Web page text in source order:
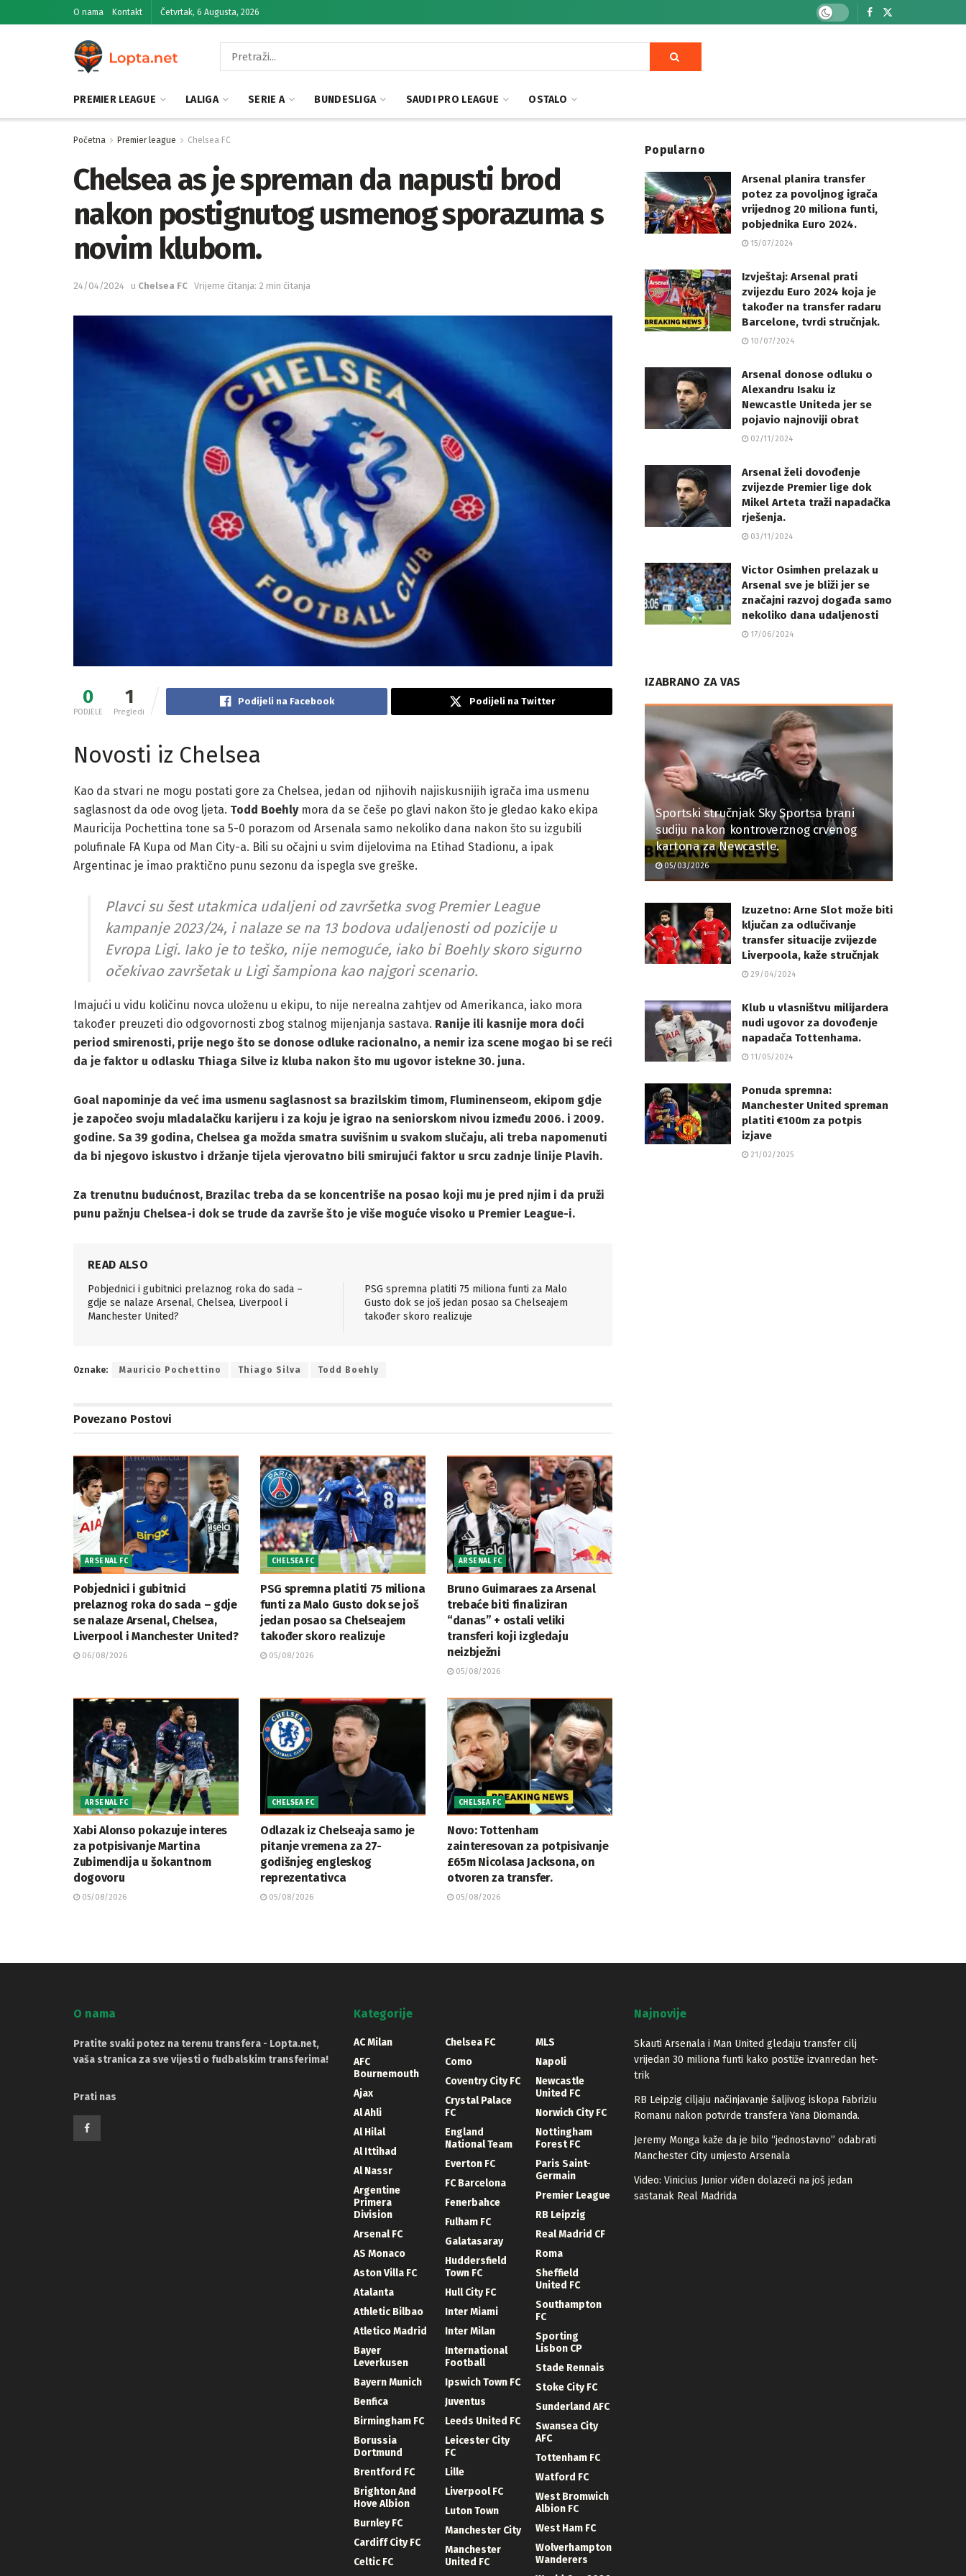
O nama Kontakt Četvrtak, 6 Augusta, 2026
PREMIER LEAGUE LALIGA SERIE A BUNDESLIGA SAUDI PRO LEAGUE OSTALO
Početna Premier league Chelsea FC
Chelsea as je spreman da napusti brod
nakon postignutog usmenog sporazuma s
novim klubom.
24/04/2024 u Chelsea FC Vrijeme čitanja: 2 min čitanja
0
PODJELE
1
Pregledi
Podijeli na Facebook Podijeli na Twitter
Novosti iz Chelsea
Kao da stvari ne mogu postati gore za Chelsea, jedan od njihovih najiskusnijih igrača ima usmenu
saglasnost da ode ovog ljeta. Todd Boehlymora da se češe po glavi nakon što je gledao kako ekipa
Mauricija Pochettina tone sa 5-0 porazom od Arsenala samo nekoliko dana nakon što su izgubili
polufinale FA Kupa od Man City-a. Bili su očajni u svim dijelovima na Etihad Stadionu, a ipak
Argentinac je imao praktično punu sezonu da ispegla sve greške.
Plavci su šest utakmica udaljeni od završetka svog Premier League
kampanje 2023/24, i nalaze se na 13 bodova udaljenosti od pozicije u
Evropa Ligi. Iako je to teško, nije nemoguće, iako bi Boehly skoro sigurno
očekivao završetak u Ligi šampiona kao najgori scenario.
Imajući u vidu količinu novca uloženu u ekipu, to nije nerealna zahtjev od Amerikanca, iako mora
također preuzeti dio odgovornosti zbog stalnog mijenjanja sastava. Ranije ili kasnije mora doći
period smirenosti, prije nego što se donose odluke racionalno, a nemir iza scene mogao bi se reći
da je faktor u odlasku Thiaga Silve iz kluba nakon što mu ugovor istekne 30. juna.
Goal napominje da već ima usmenu saglasnost sa brazilskim timom, Fluminenseom, ekipom gdje
je započeo svoju mladalačku karijeru i za koju je igrao na seniorskom nivou između 2006. i 2009.
godine. Sa 39 godina, Chelsea ga možda smatra suvišnim u svakom slučaju, ali treba napomenuti
da bi njegovo iskustvo i držanje tijela vjerovatno bili smirujući faktor u srcu zadnje linije Plavih.
Za trenutnu budućnost, Brazilac treba da se koncentriše na posao koji mu je pred njim i da pruži
punu pažnju Chelsea-i dok se trude da završe što je više moguće visoko u Premier League-i.
READ ALSO
Pobjednici i gubitnici prelaznog roka do sada –
gdje se nalaze Arsenal, Chelsea, Liverpool i
Manchester United?
PSG spremna platiti 75 miliona funti za Malo
Gusto dok se još jedan posao sa Chelseajem
također skoro realizuje
Oznake: Mauricio Pochettino Thiago Silva Todd Boehly
Povezano Postovi
ARSENAL FC
Pobjednici i gubitnici
prelaznog roka do sada – gdje
se nalaze Arsenal, Chelsea,
Liverpool i Manchester United?
06/08/2026
CHELSEA FC
PSG spremna platiti 75 miliona
funti za Malo Gusto dok se još
jedan posao sa Chelseajem
također skoro realizuje
05/08/2026
ARSENAL FC
Bruno Guimaraes za Arsenal
trebaće biti finaliziran
“danas” + ostali veliki
transferi koji izgledaju
neizbježni
05/08/2026
ARSENAL FC
Xabi Alonso pokazuje interes
za potpisivanje Martina
Zubimendija u šokantnom
dogovoru
05/08/2026
CHELSEA FC
Odlazak iz Chelseaja samo je
pitanje vremena za 27-
godišnjeg engleskog
reprezentativca
05/08/2026
CHELSEA FC
Novo: Tottenham
zainteresovan za potpisivanje
£65m Nicolasa Jacksona, on
otvoren za transfer.
05/08/2026
Popularno
Arsenal planira transfer
potez za povoljnog igrača
vrijednog 20 miliona funti,
pobjednika Euro 2024.
15/07/2024
Izvještaj: Arsenal prati
zvijezdu Euro 2024 koja je
također na transfer radaru
Barcelone, tvrdi stručnjak.
10/07/2024
Arsenal donose odluku o
Alexandru Isaku iz
Newcastle Uniteda jer se
pojavio najnoviji obrat
02/11/2024
Arsenal želi dovođenje
zvijezde Premier lige dok
Mikel Arteta traži napadačka
rješenja.
03/11/2024
Victor Osimhen prelazak u
Arsenal sve je bliži jer se
značajni razvoj događa samo
nekoliko dana udaljenosti
17/06/2024
IZABRANO ZA VAS
Sportski stručnjak Sky Sportsa brani
sudiju nakon kontroverznog crvenog
kartona za Newcastle.
05/03/2026
Izuzetno: Arne Slot može biti
ključan za odlučivanje
transfer situacije zvijezde
Liverpoola, kaže stručnjak
29/04/2024
Klub u vlasništvu milijardera
nudi ugovor za dovođenje
napadača Tottenhama.
11/05/2024
Ponuda spremna:
Manchester United spreman
platiti €100m za potpis
izjave
21/02/2025
O nama
Pratite svaki potez na terenu transfera - Lopta.net,
vaša stranica za sve vijesti o fudbalskim transferima!
Prati nas
Kategorije
AC Milan
AFC
Bournemouth
Ajax
Al Ahli
Al Hilal
Al Ittihad
Al Nassr
Argentine
Primera
Division
Arsenal FC
AS Monaco
Aston Villa FC
Atalanta
Athletic Bilbao
Atletico Madrid
Bayer
Leverkusen
Bayern Munich
Benfica
Birmingham FC
Borussia
Dortmund
Brentford FC
Brighton And
Hove Albion
Burnley FC
Cardiff City FC
Celtic FC
Chelsea FC
Como
Coventry City FC
Crystal Palace
FC
England
National Team
Everton FC
FC Barcelona
Fenerbahce
Fulham FC
Galatasaray
Huddersfield
Town FC
Hull City FC
Inter Miami
Inter Milan
International
Football
Ipswich Town FC
Juventus
Leeds United FC
Leicester City
FC
Lille
Liverpool FC
Luton Town
Manchester City
Manchester
United FC
MLS
Napoli
Newcastle
United FC
Norwich City FC
Nottingham
Forest FC
Paris Saint-
Germain
Premier League
RB Leipzig
Real Madrid CF
Roma
Sheffield
United FC
Southampton
FC
Sporting
Lisbon CP
Stade Rennais
Stoke City FC
Sunderland AFC
Swansea City
AFC
Tottenham FC
Watford FC
West Bromwich
Albion FC
West Ham FC
Wolverhampton
Wanderers
Najnovije
Skauti Arsenala i Man United gledaju transfer cilj
vrijedan 30 miliona funti kako postiže izvanredan het-
trik
RB Leipzig ciljaju načinjavanje šaljivog iskopa Fabriziu
Romanu nakon potvrde transfera Yana Diomanda.
Jeremy Monga kaže da je bilo “jednostavno” odabrati
Manchester City umjesto Arsenala
Video: Vinicius Junior viđen dolazeći na još jedan
sastanak Real Madrida